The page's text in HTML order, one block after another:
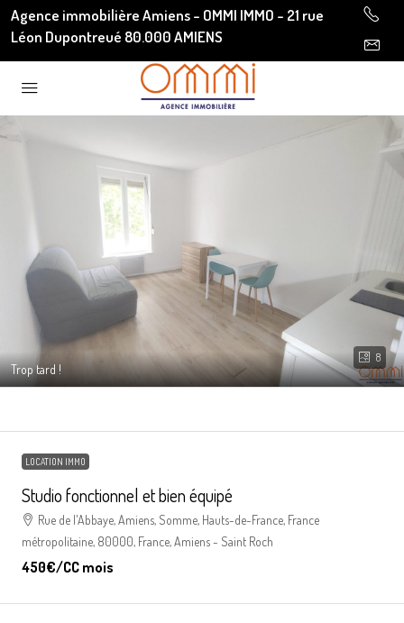
Agence immobilière Amiens - OMMI IMMO - 21 rue
Léon Dupontreué 80.000 AMIENS
8
Trop tard !
LOCATION IMMO
Studio fonctionnel et bien équipé
Rue de l'Abbaye, Amiens, Somme, Hauts-de-France, France
métropolitaine, 80000, France, Amiens - Saint Roch
450€/CC mois